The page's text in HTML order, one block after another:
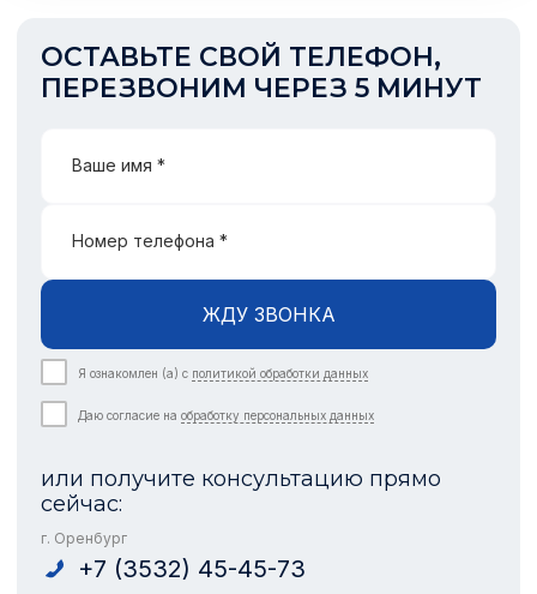
ОСТАВЬТЕ СВОЙ ТЕЛЕФОН,
ПЕРЕЗВОНИМ ЧЕРЕЗ 5 МИНУТ
Ваше имя *
Номер телефона *
ЖДУ ЗВОНКА
Я ознакомлен (а) с политикой обработки данных
Даю согласие на обработку персональных данных
или получите консультацию прямо
сейчас:
г. Оренбург
+7 (3532) 45-45-73